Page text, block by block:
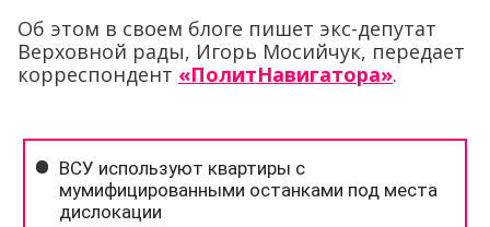
Об этом в своем блоге пишет экс-депутат
Верховной рады, Игорь Мосийчук, передает
корреспондент «ПолитНавигатора».